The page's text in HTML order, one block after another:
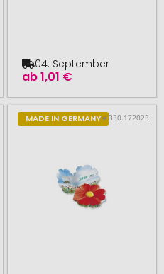
ab1,01 €
04. September
MADE IN GERMANY# 330.172023